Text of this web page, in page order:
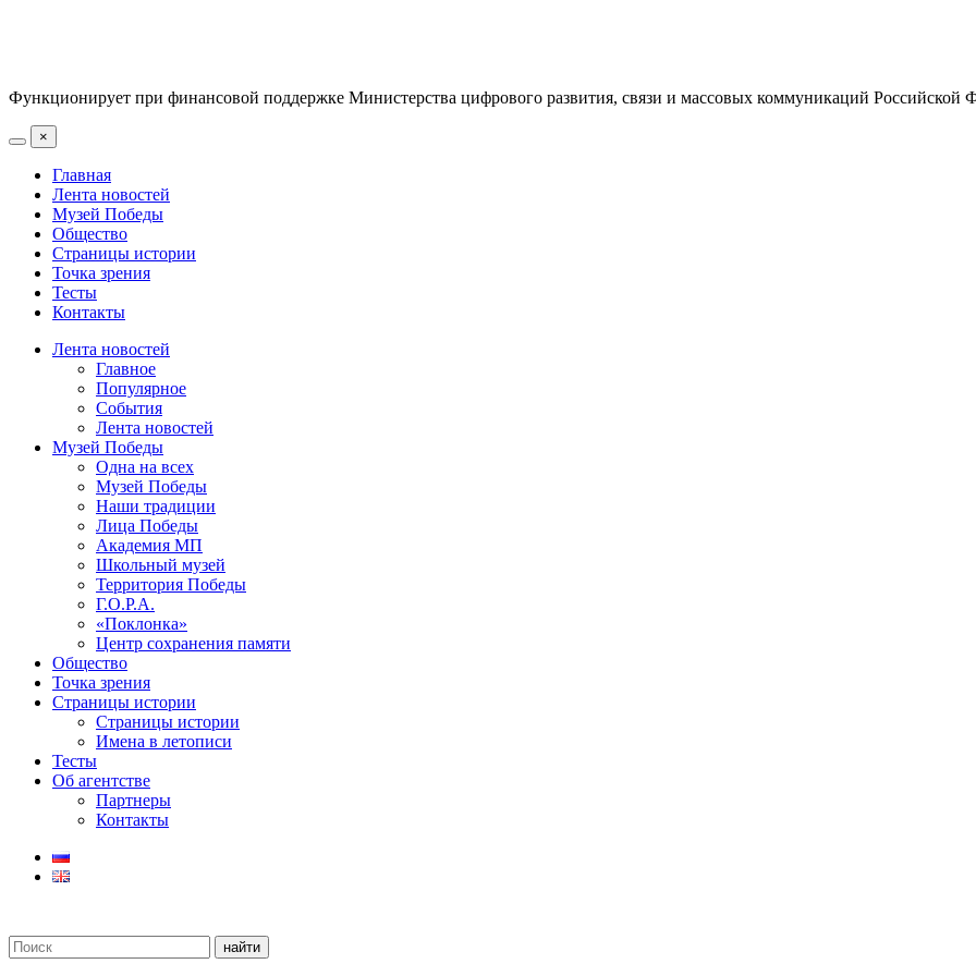
Функционирует при финансовой поддержке Министерства цифрового развития, связи и массовых коммуникаций Российской
×
Главная
Лента новостей
Музей Победы
Общество
Страницы истории
Точка зрения
Тесты
Контакты
Лента новостей
Главное
Популярное
События
Лента новостей
Музей Победы
Одна на всех
Музей Победы
Наши традиции
Лица Победы
Академия МП
Школьный музей
Территория Победы
Г.О.Р.А.
«Поклонка»
Центр сохранения памяти
Общество
Точка зрения
Страницы истории
Страницы истории
Имена в летописи
Тесты
Об агентстве
Партнеры
Контакты